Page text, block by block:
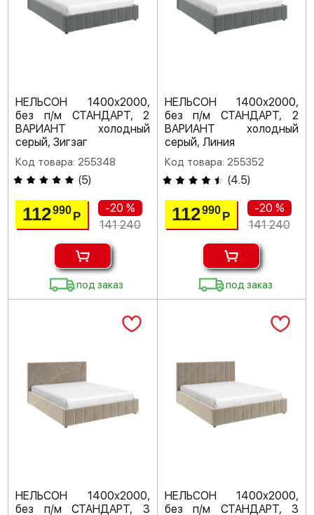
НЕЛЬСОН 1400х2000,
без п/м СТАНДАРТ, 2
ВАРИАНТ холодный
серый, Зигзаг
Код товара: 255348
(5)
112990Р
-20 %
141 240
под заказ
НЕЛЬСОН 1400х2000,
без п/м СТАНДАРТ, 2
ВАРИАНТ холодный
серый, Линия
Код товара: 255352
(4.5)
112990 Р
-20 %
141 240
под заказ
НЕЛЬСОН 1400х2000,
без п/м СТАНДАРТ, 3
НЕЛЬСОН 1400х2000,
без п/м СТАНДАРТ, 3